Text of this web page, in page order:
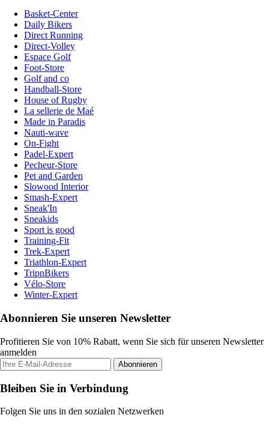
Basket-Center
Daily Bikers
Direct Running
Direct-Volley
Espace Golf
Foot-Store
Golf and co
Handball-Store
House of Rugby
La sellerie de Maé
Made in Paradis
Nauti-wave
On-Fight
Padel-Expert
Pecheur-Store
Pet and Garden
Slowood Interior
Smash-Expert
Sneak'In
Sneakids
Sport is good
Training-Fit
Trek-Expert
Triathlon-Expert
TripnBikers
Vélo-Store
Winter-Expert
Abonnieren Sie unseren Newsletter
Profitieren Sie von 10% Rabatt, wenn Sie sich für unseren Newsletter
anmelden
Abonnieren
Bleiben Sie in Verbindung
Folgen Sie uns in den sozialen Netzwerken